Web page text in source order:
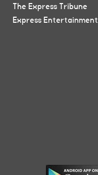
The Express Tribune
Express Entertainment